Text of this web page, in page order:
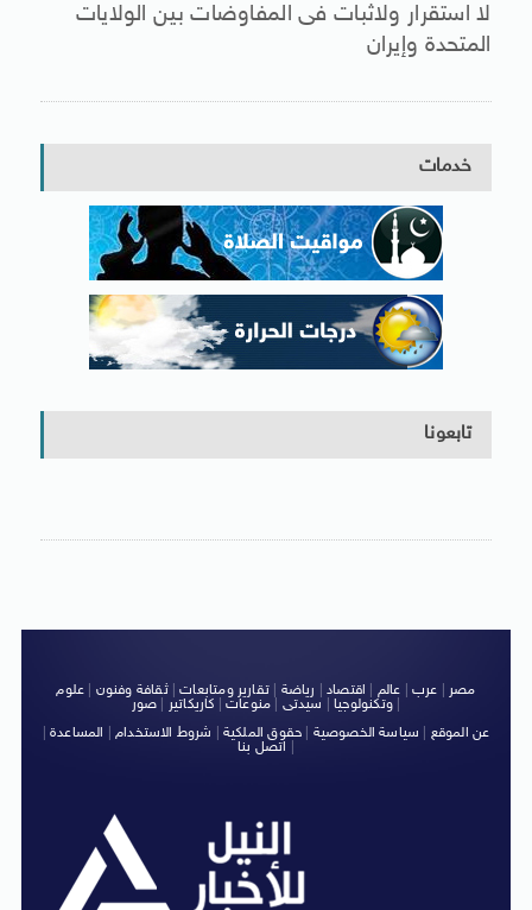
لا استقرار ولاثبات فى المفاوضات بين الولايات
المتحدة وإيران
خدمات
تابعونا
مصر عرب عالم اقتصاد رياضة |تقارير ومتابعات|ثقافة وفنون
علوم
وتكنولوجيا| سيدتى منوعات كاريكاتير صور
|
عن الموقع
سياسة الخصوصية حقوق الملكية شروط الاستخدام| المساعدة|
اتصل بنا